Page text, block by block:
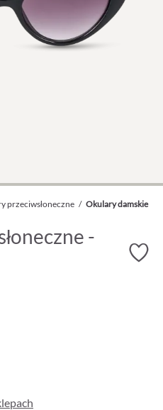
przeciwsłoneczne / Okulary damskie
-